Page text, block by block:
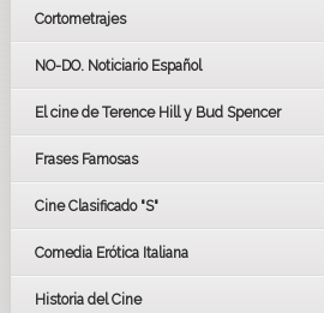
LOS OSCARS
BAFTA
FESTIVAL DE HUELVA 2019
FESTIVAL DE CINE DE SEVILLA 2019
Cortometrajes
NO-DO. Noticiario Español
El cine de Terence Hill y Bud Spencer
Frases Famosas
Cine Clasificado "S"
Comedia Erótica Italiana
Historia del Cine